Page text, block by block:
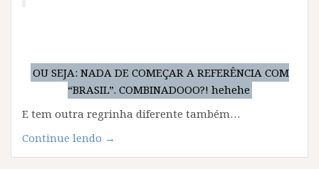
OU SEJA: NADA DE COMEÇAR A REFERÊNCIA COM
“BRASIL”. COMBINADOOO?! hehehe
E tem outra regrinha diferente também…
Continue lendo “Como
referenciar
→